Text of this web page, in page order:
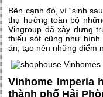
Bên cạnh đó, vì “sinh
thụ hưởng toàn bộ
Vingroup đã xây dựng
thiếu sót cũng như
án, tạo nên những điểm
Vinhome Imperia
thành phố Hải